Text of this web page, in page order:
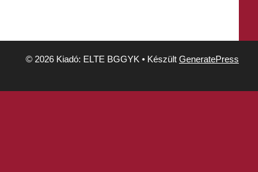
© 2026 Kiadó: ELTE BGGYK • Készült GeneratePress